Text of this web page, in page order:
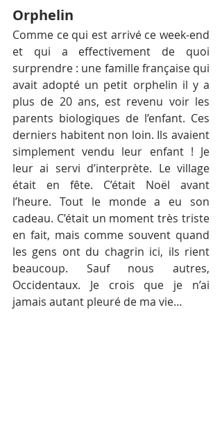
Orphelin
Comme ce qui est arrivé ce week-end
et qui a effectivement de quoi
surprendre : une famille française qui
avait adopté un petit orphelin il y a
plus de 20 ans, est revenu voir les
parents biologiques de l’enfant. Ces
derniers habitent non loin. Ils avaient
simplement vendu leur enfant ! Je
leur ai servi d’interprète. Le village
était en fête. C’était Noël avant
l’heure. Tout le monde a eu son
cadeau. C’était un moment très triste
en fait, mais comme souvent quand
les gens ont du chagrin ici, ils rient
beaucoup. Sauf nous autres,
Occidentaux. Je crois que je n’ai
jamais autant pleuré de ma vie…